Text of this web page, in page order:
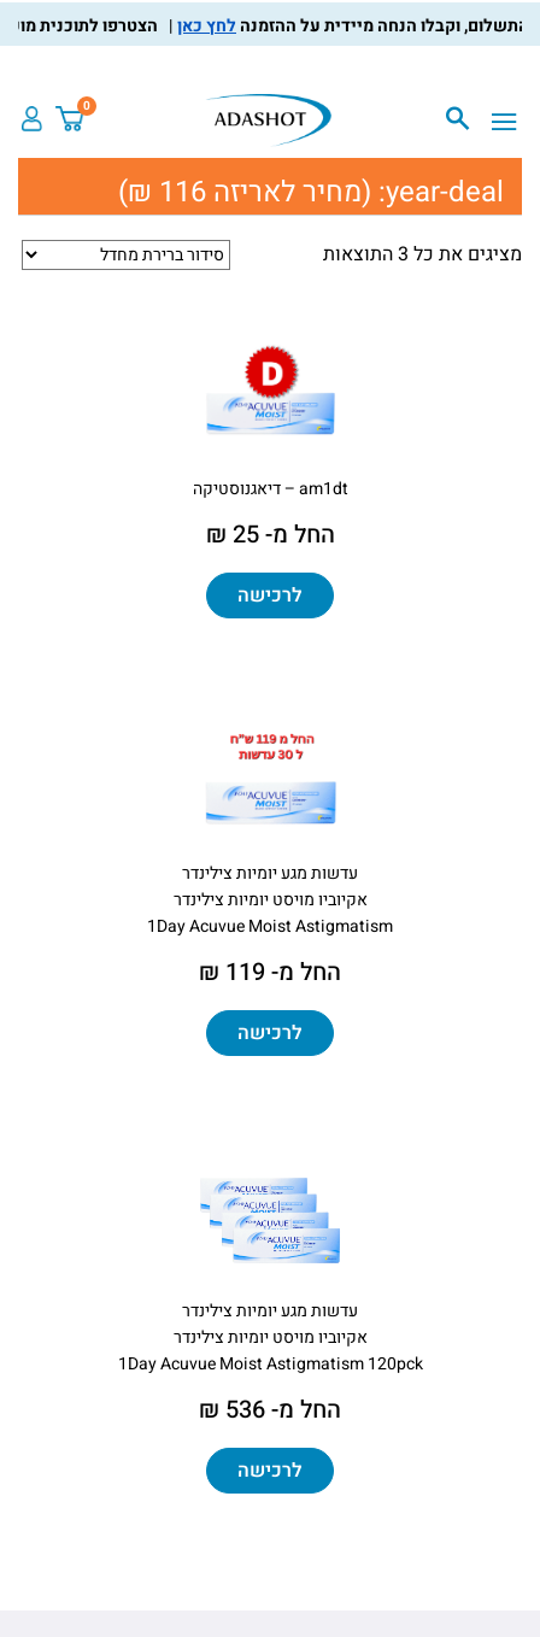
לחץ כאן הצטרפו לתוכנית
0
year-deal: (מחיר לאריזה 116 ₪)
מציגים את כל ⁦3⁩ התוצאות
am1dt – דיאגנוסטיקה
החל מ- 25 ₪
לרכישה
עדשות מגע יומיות צילינדר
אקיוביו מויסט יומיות צילינדר
1Day Acuvue Moist Astigmatism
החל מ- 119 ₪
לרכישה
עדשות מגע יומיות צילינדר
אקיוביו מויסט יומיות צילינדר
1Day Acuvue Moist Astigmatism 120pck
החל מ- 536 ₪
לרכישה